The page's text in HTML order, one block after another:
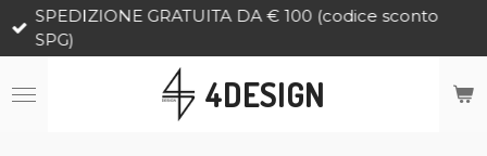
Vai
principale
4DESIGN
SPEDIZIONE GRATUITA DA € 100 (codice sconto
SPG)